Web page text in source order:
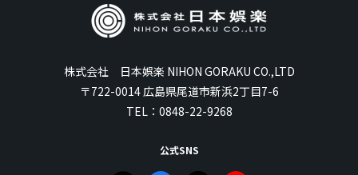
株式会社 日本娯楽 NIHON GORAKU CO.,LTD
〒722-0014 広島県尾道市新浜2丁目7-6
TEL： 0848-22-9268
公式SNS